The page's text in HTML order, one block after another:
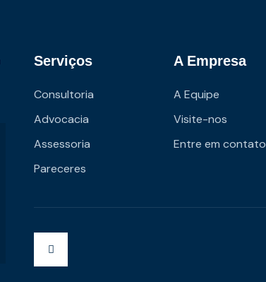
Serviços
Consultoria
Advocacia
Assessoria
Pareceres
A Empresa
A Equipe
Visite-nos
Entre em contato